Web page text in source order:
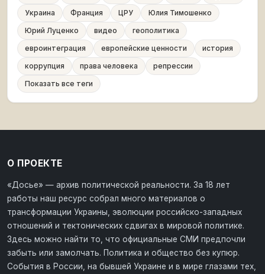
Украина
Франция ЦРУ
Юлия Тимошенко
Юрий Луценко
видео
геополитика
евроинтеграция
европейские ценности
история
коррупция
права человека
репрессии
Показать все теги
О ПРОЕКТЕ
«Досье» — архив политической реальности. За 18 лет
работы наш ресурс собрал много материалов о
трансформации Украины, эволюции российско-западных
отношений и тектонических сдвигах в мировой политике.
Здесь можно найти то, что официальные СМИ предпочли
забыть или замолчать. Политика и общество без купюр.
События в России, на бывшей Украине и в мире глазами тех,